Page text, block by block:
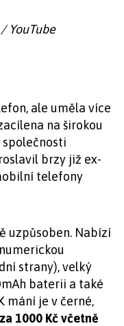
YouTube
ale uměla více
na širokou
společnosti
brzy již ex-
telefony
uzpůsoben. Nabízí
strany), velký
baterii a také
mání je v černé,
za 1000 Kč včetně